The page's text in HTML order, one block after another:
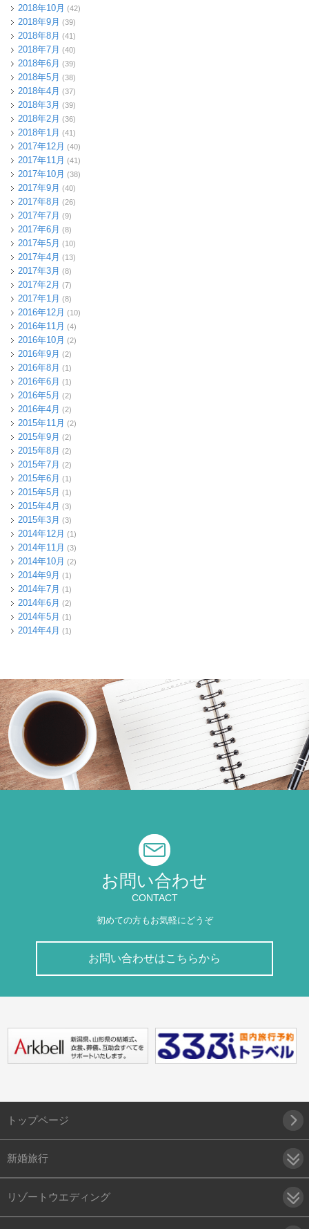
2018年10月 (42)
2018年9月 (39)
2018年8月 (41)
2018年7月 (40)
2018年6月 (39)
2018年5月 (38)
2018年4月 (37)
2018年3月 (39)
2018年2月 (36)
2018年1月 (41)
2017年12月 (40)
2017年11月 (41)
2017年10月 (38)
2017年9月 (40)
2017年8月 (26)
2017年7月 (9)
2017年6月 (8)
2017年5月 (10)
2017年4月 (13)
2017年3月 (8)
2017年2月 (7)
2017年1月 (8)
2016年12月 (10)
2016年11月 (4)
2016年10月 (2)
2016年9月 (2)
2016年8月 (1)
2016年6月 (1)
2016年5月 (2)
2016年4月 (2)
2015年11月 (2)
2015年9月 (2)
2015年8月 (2)
2015年7月 (2)
2015年6月 (1)
2015年5月 (1)
2015年4月 (3)
2015年3月 (3)
2014年12月 (1)
2014年11月 (3)
2014年10月 (2)
2014年9月 (1)
2014年7月 (1)
2014年6月 (2)
2014年5月 (1)
2014年4月 (1)
お問い合わせ
CONTACT
初めての方もお気軽にどうぞ
お問い合わせはこちらから
トップページ
新婚旅行
リゾートウエディング